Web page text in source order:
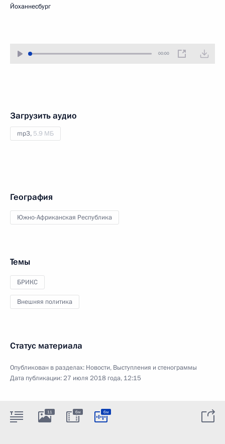
Йоханнесбург
00:00
Загрузить аудио
mp3, 5.9 МБ
География
Южно-Африканская Республика
Темы
БРИКС
Внешняя политика
Статус материала
Опубликован в разделах: Новости, Выступления и стенограммы
Дата публикации:27 июля 2018 года, 12:15
11 6м 6м